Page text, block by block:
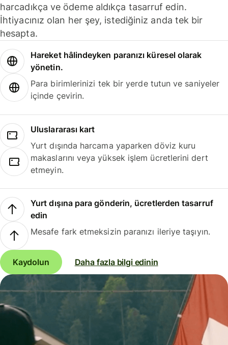
harcadıkça ve ödeme aldıkça tasarruf edin.
İhtiyacınız olan her şey, istediğiniz anda tek bir
hesapta.
Hareket hâlindeyken paranızı küresel olarak
yönetin.
Para birimlerinizi tek bir yerde tutun ve saniyeler
içinde çevirin.
Uluslararası kart
Yurt dışında harcama yaparken döviz kuru
makaslarını veya yüksek işlem ücretlerini dert
etmeyin.
Yurt dışına para gönderin, ücretlerden tasarruf
edin
Mesafe fark etmeksizin paranızı ileriye taşıyın.
Kaydolun Daha fazla bilgi edinin